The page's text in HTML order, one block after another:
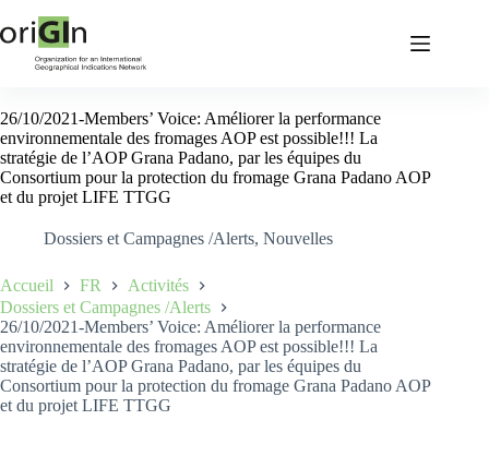
26/10/2021-Members’ Voice: Améliorer la performance
environnementale des fromages AOP est possible!!! La
stratégie de l’AOP Grana Padano, par les équipes du
Consortium pour la protection du fromage Grana Padano AOP
et du projet LIFE TTGG
Dossiers et Campagnes /Alerts, Nouvelles
Accueil FR
Activités
Dossiers et Campagnes /Alerts
26/10/2021-Members’ Voice: Améliorer la performance
environnementale des fromages AOP est possible!!! La
stratégie de l’AOP Grana Padano, par les équipes du
Consortium pour la protection du fromage Grana Padano AOP
et du projet LIFE TTGG